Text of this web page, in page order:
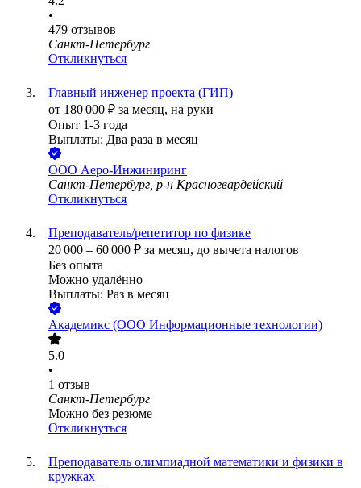
•
479 отзывов
Санкт-Петербург
Откликнуться
Главный инженер проекта (ГИП)
от 180 000 ₽ за месяц, на руки
Опыт 1-3 года
Выплаты: Два раза в месяц
ООО Аеро-Инжиниринг
Санкт-Петербург, р-н Красногвардейский
Откликнуться
Преподаватель/репетитор по физике
20 000 – 60 000 ₽ за месяц, до вычета налогов
Без опыта
Можно удалённо
Выплаты: Раз в месяц
Академикс (ООО Информационные технологии)
5.0
•
1 отзыв
Санкт-Петербург
Можно без резюме
Откликнуться
Преподаватель олимпиадной математики и физики в
кружках